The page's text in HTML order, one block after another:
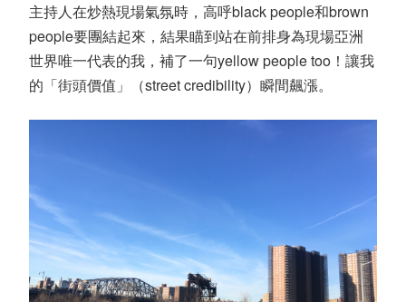
主持人在炒熱現場氣氛時，高呼black people和brown
people要團結起來，結果瞄到站在前排身為現場亞洲
世界唯一代表的我，補了一句yellow people too！讓我
的「街頭價值」（street credibility）瞬間飆漲。